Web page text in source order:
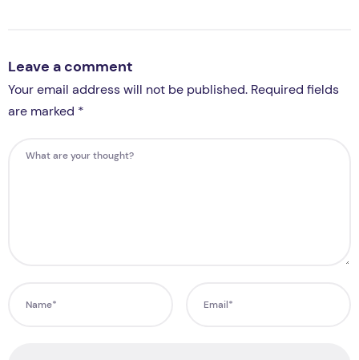
Leave a comment
Your email address will not be published. Required fields
are marked *